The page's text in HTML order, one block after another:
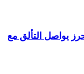
يواصل التألق مع